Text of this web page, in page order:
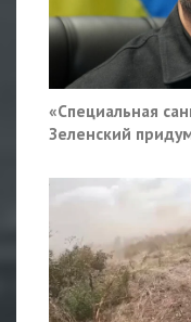
«Специальная
Зеленский